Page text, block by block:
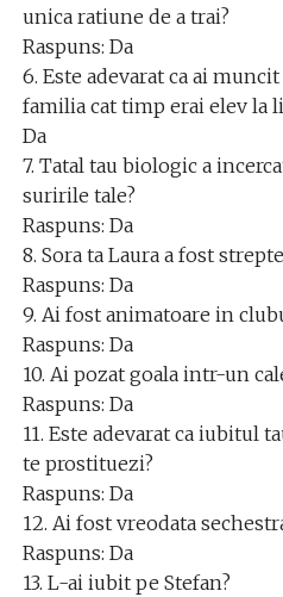
unica ratiune de a trai?
Raspuns: Da
6. Este adevarat ca ai
familia cat timp erai elev la
Da
7. Tatal tau biologic a
suririle tale?
Raspuns: Da
8. Sora ta Laura a fost
Raspuns: Da
9. Ai fost animatoare in
Raspuns: Da
10. Ai pozat goala intr-un
Raspuns: Da
11. Este adevarat ca iubitul
te prostituezi?
Raspuns: Da
12. Ai fost vreodata
Raspuns: Da
13. L-ai iubit pe Stefan?